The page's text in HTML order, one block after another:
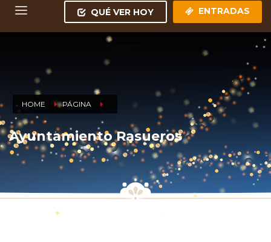
QUÉ VER HOY ENTRADAS
HOME PÁGINA
Ayuntamiento Rasueros